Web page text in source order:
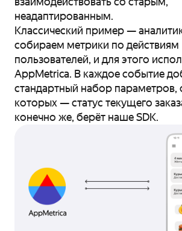
неадаптированным.
Классический пример —
собираем метрики по действиям
пользователей, и для этого
AppMetrica. В каждое событие
стандартный набор параметров,
которых — статус текущего
конечно же, берёт наше SDK.